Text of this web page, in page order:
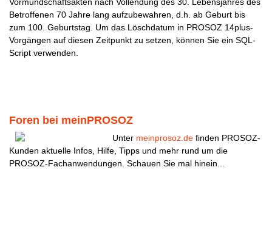
Betroffenen 70 Jahre lang aufzubewahren, d.h. ab Geburt bis
zum 100. Geburtstag. Um das Löschdatum in PROSOZ 14plus-
Vorgängen auf diesen Zeitpunkt zu setzen, können Sie ein SQL-
Script verwenden.
Foren bei meinPROSOZ
Unter meinprosoz.de finden PROSOZ-
Kunden aktuelle Infos, Hilfe, Tipps und mehr rund um die
PROSOZ-Fachanwendungen. Schauen Sie mal hinein...